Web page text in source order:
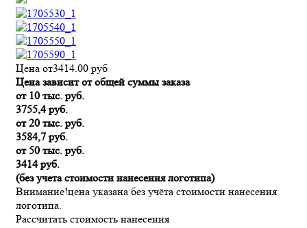
Цена от3414.00 руб
Цена зависит от общей суммы заказа
от 10 тыс. руб.
3755,4 руб.
от 20 тыс. руб.
3584,7 руб.
от 50 тыс. руб.
3414 руб.
(без учета стоимости нанесения логотипа)
Внимание!цена указана без учёта стоимости нанесения
логотипа.
Рассчитать стоимость нанесения